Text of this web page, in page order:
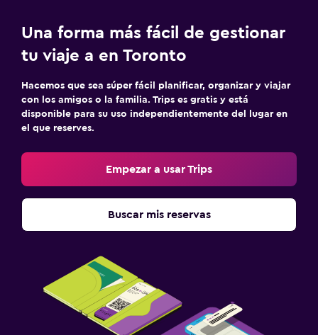
Una forma más fácil de gestionar
tu viaje a en Toronto
Hacemos que sea súper fácil planificar, organizar y viajar
con los amigos o la familia. Trips es gratis y está
disponible para su uso independientemente del lugar en
el que reserves.
Empezar a usar Trips
Buscar mis reservas